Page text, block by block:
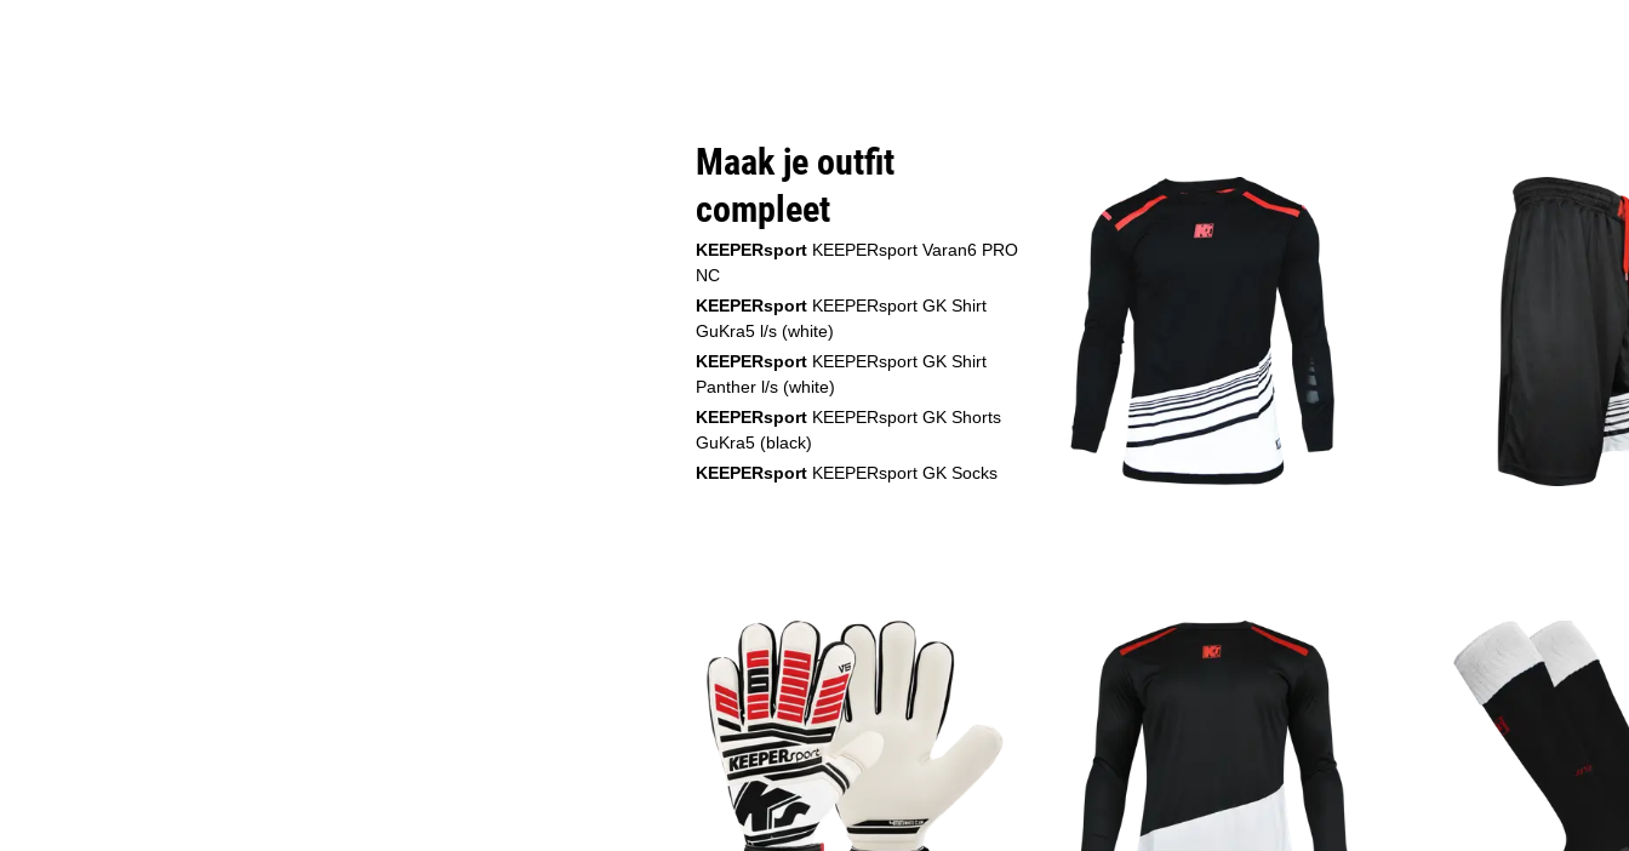
Maak je outfit
compleet
KEEPERsport KEEPERsport Varan6 PRO
NC
KEEPERsport KEEPERsport GK Shirt
GuKra5 l/s (white)
KEEPERsport KEEPERsport GK Shirt
Panther l/s (white)
KEEPERsport KEEPERsport GK Shorts
GuKra5 (black)
KEEPERsport KEEPERsport GK Socks